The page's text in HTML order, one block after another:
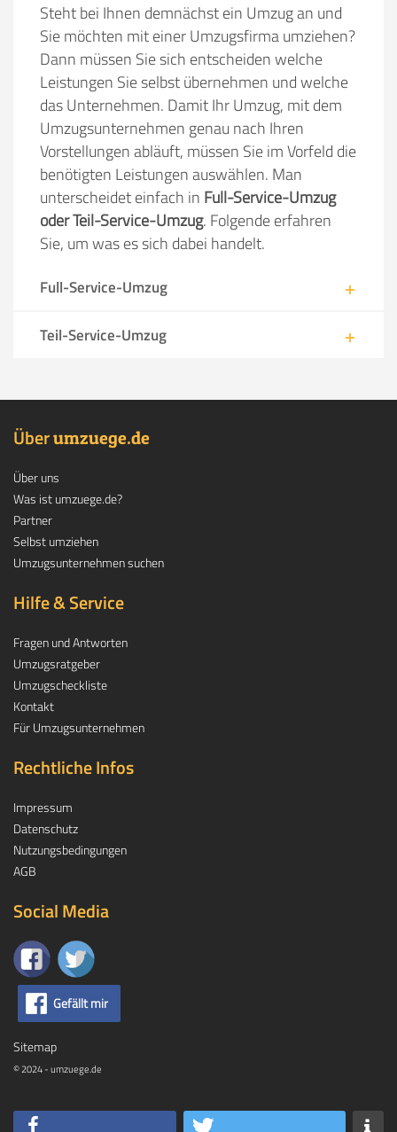
Steht bei Ihnen demnächst ein Umzug an und
Sie möchten mit einer Umzugsfirma umziehen?
Dann müssen Sie sich entscheiden welche
Leistungen Sie selbst übernehmen und welche
das Unternehmen. Damit Ihr Umzug, mit dem
Umzugsunternehmen genau nach Ihren
Vorstellungen abläuft, müssen Sie im Vorfeld die
benötigten Leistungen auswählen. Man
unterscheidet einfach in Full-Service-Umzug
oder Teil-Service-Umzug. Folgende erfahren
Sie, um was es sich dabei handelt.
Full-Service-Umzug
Teil-Service-Umzug
Überumzuege.de
Über uns
Was ist umzuege.de?
Partner
Selbst umziehen
Umzugsunternehmen suchen
Hilfe & Service
Fragen und Antworten
Umzugsratgeber
Umzugscheckliste
Kontakt
Für Umzugsunternehmen
Rechtliche Infos
Impressum
Datenschutz
Nutzungsbedingungen
AGB
Social Media
Gefällt mir
Sitemap
© 2024 - umzuege.de